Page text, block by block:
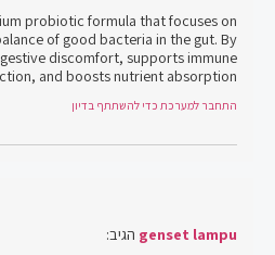
probiotic formula that focuses on
of good bacteria in the gut. By
discomfort, supports immune
and boosts nutrient absorption.
התחבר למערכת כדי להשתתף בדיון
genset lampu הגיב: